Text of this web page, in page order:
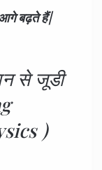
आगे बढ़ते हैं|
से जूडी
)